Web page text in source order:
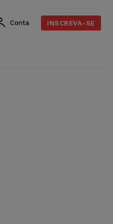
Conta INSCREVA-SE